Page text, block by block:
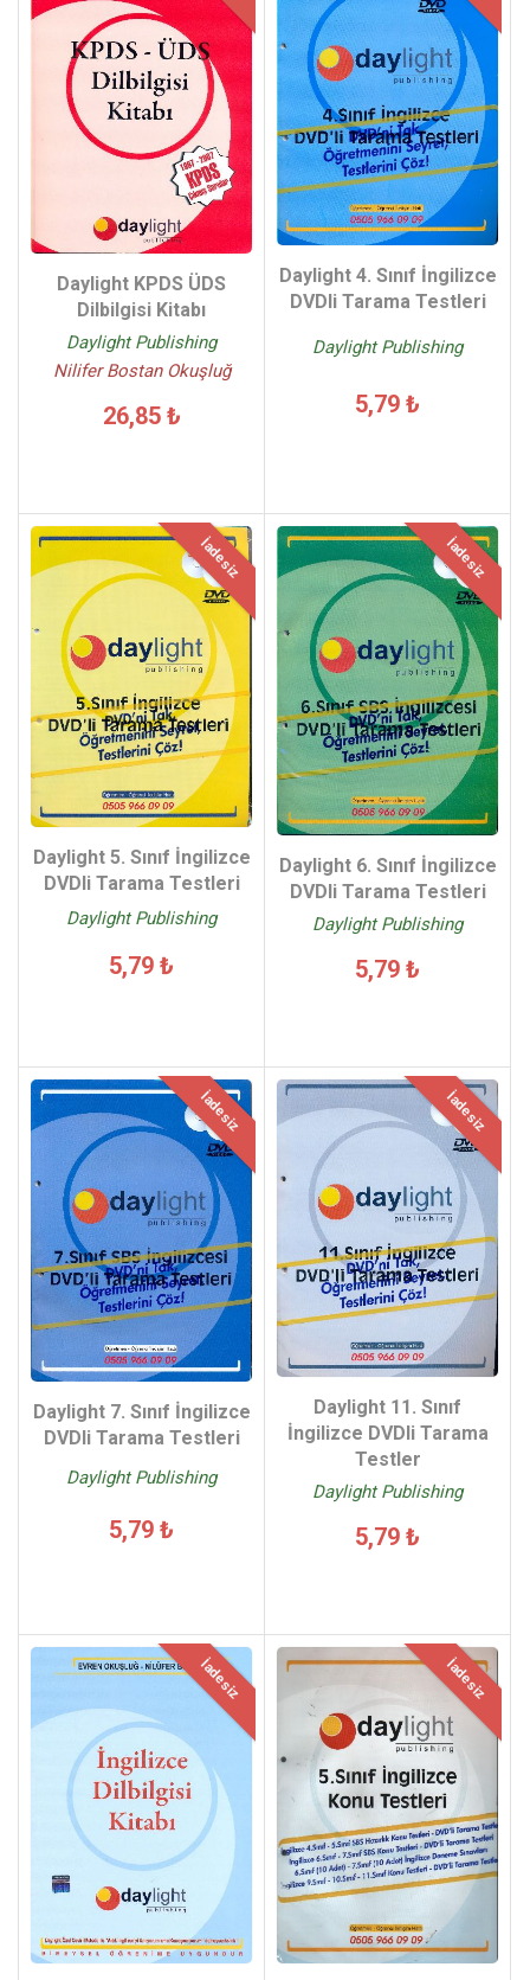
Daylight KPDS ÜDS
Dilbilgisi Kitabı
Daylight Publishing
Nilifer Bostan Okuşluğ
26,85 ₺
Daylight 4. Sınıf İngilizce
DVDli Tarama Testleri
Daylight Publishing
5,79 ₺
İadesiz
Daylight 5. Sınıf İngilizce
DVDli Tarama Testleri
Daylight Publishing
5,79 ₺
İadesiz
Daylight 6. Sınıf İngilizce
DVDli Tarama Testleri
Daylight Publishing
5,79 ₺
İadesiz
Daylight 7. Sınıf İngilizce
DVDli Tarama Testleri
Daylight Publishing
5,79 ₺
İadesiz
Daylight 11. Sınıf
İngilizce DVDli Tarama
Testler
Daylight Publishing
5,79 ₺
İadesiz İadesiz